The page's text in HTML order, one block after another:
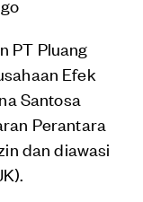
PT Pluang
Efek
Santosa
Perantara
dan diawasi